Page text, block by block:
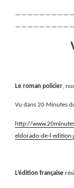
Le roman policier,
Vu dans 20 Minutes
http://
eldorado-de-l-
L’édition française